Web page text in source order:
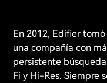
En 2012, Edifier
una compañía con
persistente
Fi y Hi-Res. Siempre